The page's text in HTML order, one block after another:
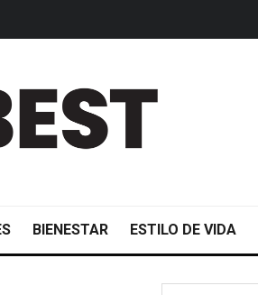
BIENESTAR ESTILO DE VIDA